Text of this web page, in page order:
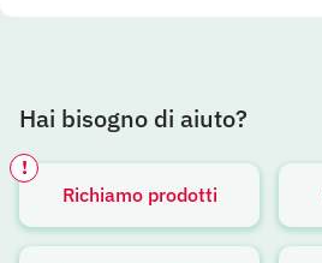
Hai bisogno di aiuto?
Richiamo prodotti
!
Avviso attivo